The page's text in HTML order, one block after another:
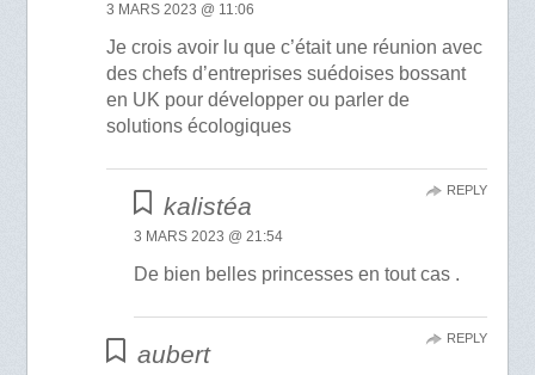
3 MARS 2023 @ 11:06
Je crois avoir lu que c’était une réunion avec
des chefs d’entreprises suédoises bossant
en UK pour développer ou parler de
solutions écologiques
kalistéa
3 MARS 2023 @ 21:54
De bien belles princesses en tout cas .
REPLY
aubert
REPLY